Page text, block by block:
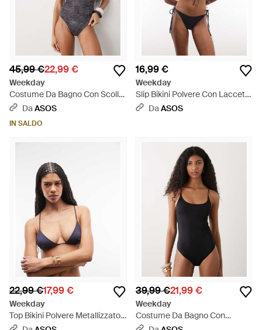
45,99 €22,99 €
Weekday
Costume Da Bagno Con Scollo
Squadrato E Scollatura Sul
Coccodrillo Antracite - Blu
DaASOS
IN SALDO
16,99 €
Weekday
Slip Bikini Polvere Con Laccetti
Laterali - Blu
DaASOS
22,99 €17,99 €
Weekday
Top Bikini Polvere Metallizzato
Con Dorso A Vogatore - Blu
39,99 €21,99 €
Weekday
Costume Da Bagno Con
Incrocio E Scollo Profondo Sul